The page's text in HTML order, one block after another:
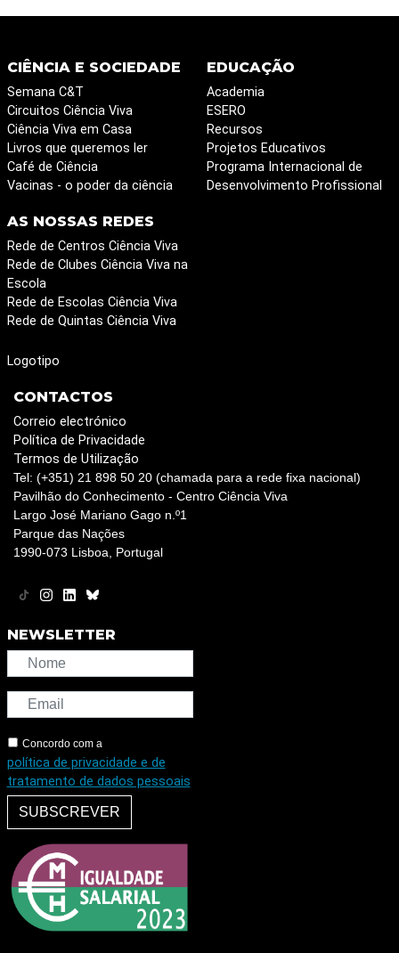
CIÊNCIA E SOCIEDADE
Semana C&T
Circuitos Ciência Viva
Ciência Viva em Casa
Livros que queremos ler
Café de Ciência
Vacinas - o poder da ciência
EDUCAÇÃO
Academia
ESERO
Recursos
Projetos Educativos
Programa Internacional de
Desenvolvimento Profissional
AS NOSSAS REDES
Rede de Centros Ciência Viva
Rede de Clubes Ciência Viva na
Escola
Rede de Escolas Ciência Viva
Rede de Quintas Ciência Viva
Logotipo
CONTACTOS
Correio electrónico
Política de Privacidade
Termos de Utilização
Tel: (+351) 21 898 50 20 (chamada para a rede fixa nacional)
Pavilhão do Conhecimento - Centro Ciência Viva
Largo José Mariano Gago n.º1
Parque das Nações
1990-073 Lisboa, Portugal
NEWSLETTER
Concordo com a
política de privacidade e de
tratamento de dados pessoais
SUBSCREVER